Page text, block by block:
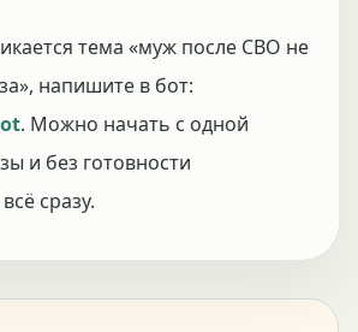
тема «муж после СВО не
напишите в бот:
. Можно начать с одной
и без готовности
сразу.